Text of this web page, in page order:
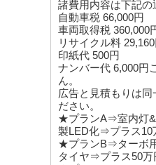
諸費用内容は下記の
自動車税 66,000円
車両取得税 360,000
リサイクル料
印紙代 500円
ナンバー代 6,000円
ん。
広告と見積もりは同
ださい。
★プランA⇒室内灯&
製LED化⇒プラス10
★プランB⇒ターボ
タイヤ⇒プラス50万